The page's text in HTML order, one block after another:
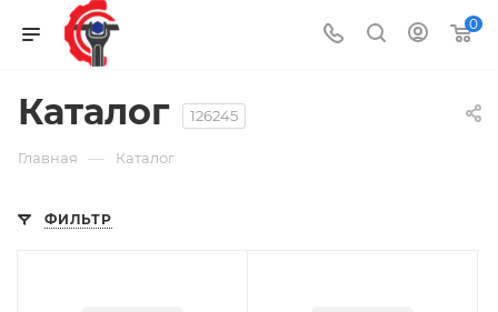
0
Каталог 126245
Главная — Каталог
ФИЛЬТР